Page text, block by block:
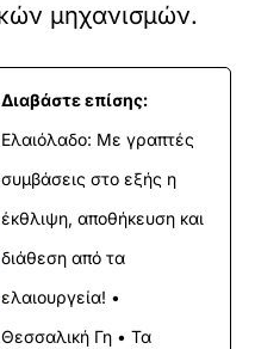
μηχανισμών.
Διαβάστε επίσης:
Ελαιόλαδο: Με γραπτές
συμβάσεις στο εξής η
έκθλιψη, αποθήκευση και
διάθεση από τα
ελαιουργεία! •
Θεσσαλική Γη • Τα